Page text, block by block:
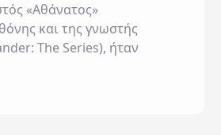
«Αθάνατος»
και της γνωστής
The Series), ήταν